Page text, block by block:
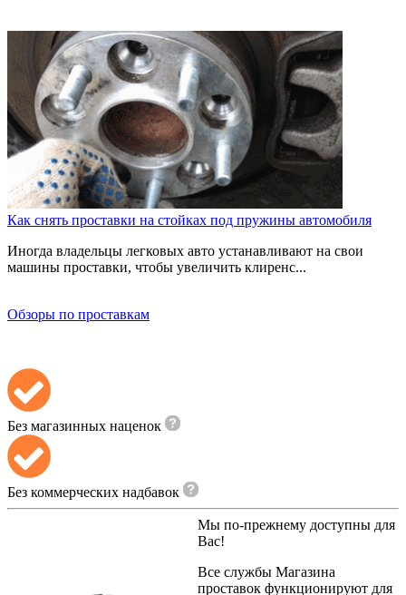
Как снять проставки на стойках под пружины автомобиля
Иногда владельцы легковых авто устанавливают на свои
машины проставки, чтобы увеличить клиренс...
Обзоры по проставкам
Без магазинных наценок
Без коммерческих надбавок
Мы по-прежнему доступны для
Вас!
Все службы Магазина
проставок функционируют для